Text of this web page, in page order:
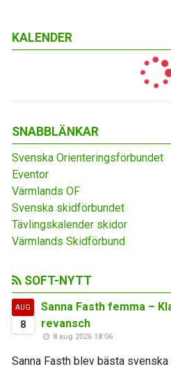
KALENDER
SNABBLÄNKAR
Svenska Orienteringsförbundet
Eventor
Värmlands OF
Svenska skidförbundet
Tävlingskalender skidor
Värmlands Skidförbund
SOFT-NYTT
AUG
8
Sanna Fasth femma –
revansch
8 aug 2026 18:06
Sanna Fasth blev bästa